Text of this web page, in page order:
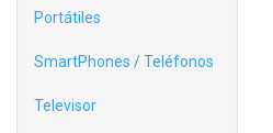
Portátiles
SmartPhones / Teléfonos
Televisor